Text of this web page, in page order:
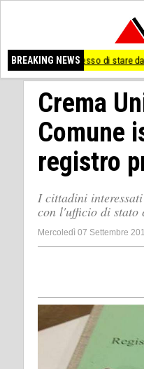
BREAKING NEWS
smesso di stare dalla parte
Crema
Comune
registro
I cittadini
con l'ufficio di stato
Mercoledì 07 Settembre